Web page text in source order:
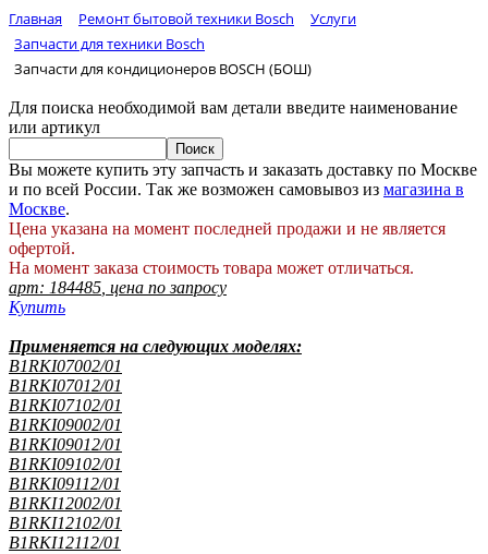
Главная Ремонт бытовой техники Bosch
Услуги
Запчасти для техники Bosch
Запчасти для кондиционеров BOSCH (БОШ)
Для поиска необходимой вам детали введите наименование
или артикул
Вы можете купить эту запчасть и заказать доставку по Москве
и по всей России. Так же возможен самовывоз из магазина в
Москве.
Цена указана на момент последней продажи и не является
офертой.
На момент заказа стоимость товара может отличаться.
арт: 184485 цена по запросу
Купить
Применяется на следующих моделях:
B1RKI07002/01
B1RKI07012/01
B1RKI07102/01
B1RKI09002/01
B1RKI09012/01
B1RKI09102/01
B1RKI09112/01
B1RKI12002/01
B1RKI12102/01
B1RKI12112/01